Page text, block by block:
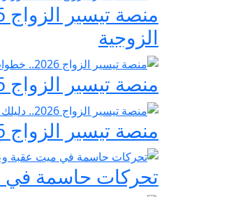
الزوجية
منصة تيسير الزواج 2026.. خطوات التسجيل وشروط مبادرة فرحة مصر
منصة تيسير الزواج 2026.. دليلك الشامل لمبادرة «فرحة مصر» لدعم تجهيز العرائس
تحركات حاسمة في